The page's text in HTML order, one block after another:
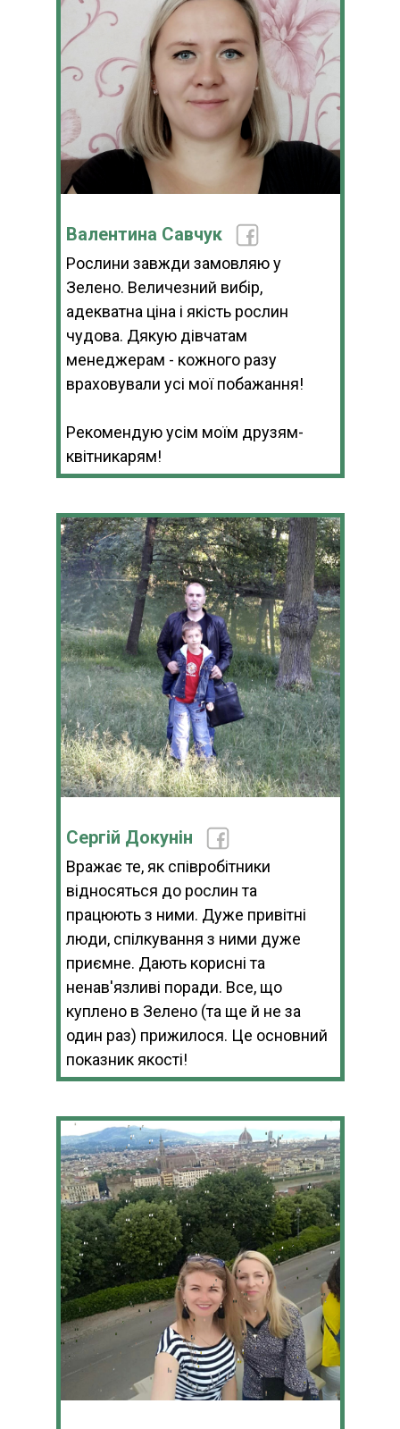
Валентина Савчук
Рослини завжди замовляю у
Зелено. Величезний вибір,
адекватна ціна і якість рослин
чудова. Дякую дівчатам
менеджерам - кожного разу
враховували усі мої побажання!
Рекомендую усім моїм друзям-
квітникарям!
Сергій Докунін
Вражає те, як співробітники
відносяться до рослин та
працюють з ними. Дуже привітні
люди, спілкування з ними дуже
приємне. Дають корисні та
ненав'язливі поради. Все, що
куплено в Зелено (та ще й не за
один раз) прижилося. Це основний
показник якості!